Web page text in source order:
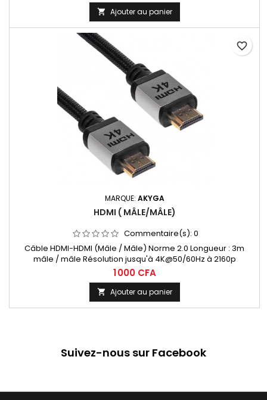
 Ajouter au panier
MARQUE: AKYGA
HDMI ( MÂLE/MÂLE)
Commentaire(s): 0
Câble HDMI-HDMI (Mâle / Mâle) Norme 2.0 Longueur : 3m
mâle / mâle Résolution jusqu'à 4K@50/60Hz à 2160p
1 000 CFA
 Ajouter au panier
favorite_border
Suivez-nous sur Facebook